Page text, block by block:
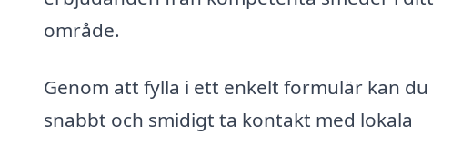
område.
Genom att fylla i ett enkelt formulär kan du
snabbt och smidigt ta kontakt med lokala